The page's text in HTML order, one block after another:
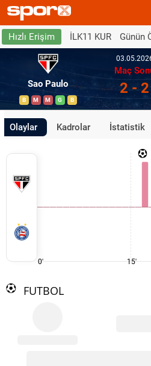
Hızlı Erişim İLK11 KUR Günün
Sao Paulo
B M M G B
Maç
2 - 2
Olaylar Kadrolar İstatistik
0' 15'
FUTBOL